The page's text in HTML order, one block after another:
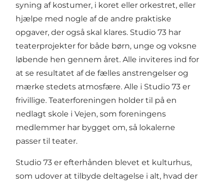
syning af kostumer, i koret eller orkestret, eller
hjælpe med nogle af de andre praktiske
opgaver, der også skal klares. Studio 73 har
teaterprojekter for både børn, unge og voksne
løbende hen gennem året. Alle inviteres ind for
at se resultatet af de fælles anstrengelser og
mærke stedets atmosfære. Alle i Studio 73 er
frivillige. Teaterforeningen holder til på en
nedlagt skole i Vejen, som foreningens
medlemmer har bygget om, så lokalerne
passer til teater.
Studio 73 er efterhånden blevet et kulturhus,
som udover at tilbyde deltagelse i alt, hvad der